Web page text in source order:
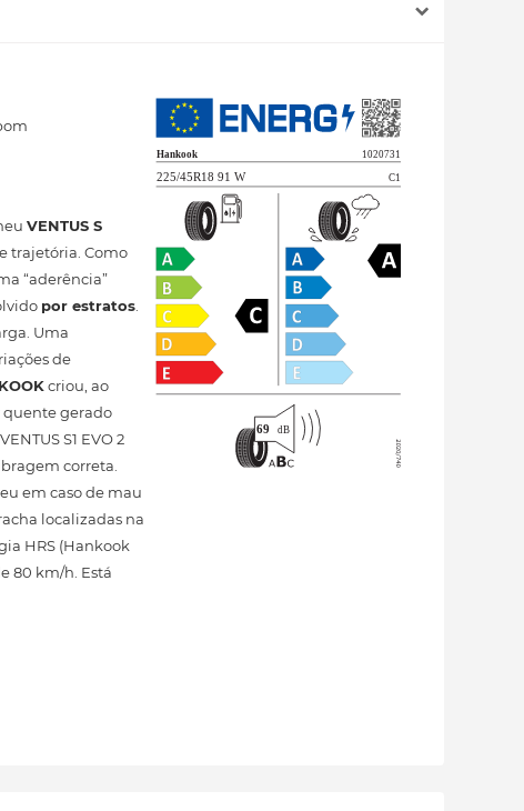
VENTUS S
trajetória. Como
“aderência”
por estratos
Uma
de
criou, ao
quente gerado
S1 EVO 2
correta.
em caso de mau
localizadas na
HRS (Hankook
80 km/h. Está